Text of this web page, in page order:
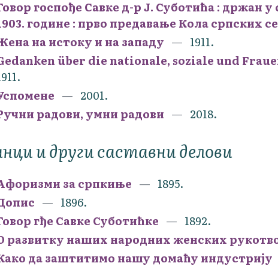
госпође Савке д-р Ј. Суботића : држан
године : прво предавање Кола српских
на истоку и на западу
1911.
über die nationale, soziale und
2001.
радови, умни радови
2018.
и други саставни делови
за српкиње
1895.
1896.
гђе Савке Суботићке
1892.
развитку наших народних женских
да заштитимо нашу домаћу индустрију